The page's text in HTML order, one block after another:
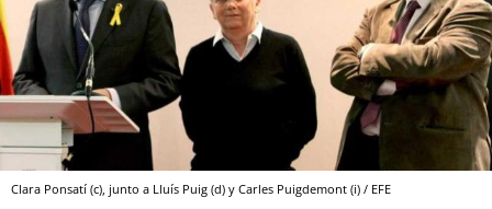
Clara Ponsatí (c), junto a Lluís Puig (d) y Carles Puigdemont (i) / EFE